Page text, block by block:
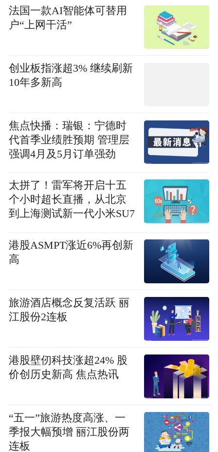
法国一款AI智能体可替用
户“上网干活”
创业板指涨超3% 继续刷新
10年多新高
焦点快播：瑞银：宁德时
代首季业绩胜预期 管理层
强调4月及5月订单强劲
太拼了！雷军将开启十五
个小时超长直播，从北京
到上海测试新一代小米SU7
港股ASMPT涨近6%再创新
高
旅游酒店概念反复活跃 丽
江股份2连板
港股壁仞科技涨超24% 股
价创历史新高 焦点热讯
“五一”旅游热度高涨、一
季报大幅预增 丽江股份两
连板